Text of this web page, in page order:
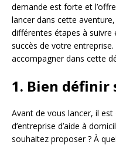
demande est forte et
lancer dans cette
différentes étapes à suivre
succès de votre
accompagner dans cette
1. Bien définir
Avant de vous lancer, il
d’entreprise d’aide à
souhaitez proposer ? À